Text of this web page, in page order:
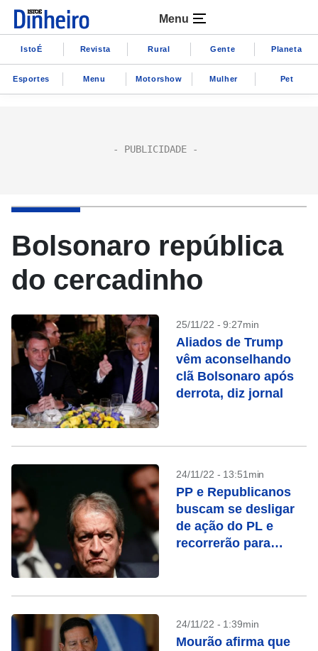
Menu
IstoÉ Revista Rural Gente Planeta
Esportes Menu Motorshow Mulher Pet
Bolsonaro república
do cercadinho
25/11/22 - 9:27min
Aliados de Trump
vêm aconselhando
clã Bolsonaro após
derrota, diz jornal
24/11/22 - 13:51min
PP e Republicanos
buscam se desligar
de ação do PL e
recorrerão para
24/11/22 - 1:39min
Mourão afirma que